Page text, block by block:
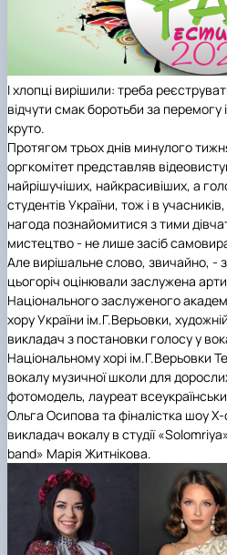
І хлопці вирішили: треба
відчути смак боротьби за
круто.
Протягом трьох днів минулого
оргкомітет представляв
найрішучіших, найкрасивіших, а
студентів України, тож і в
нагода познайомитися з тими
мистецтво - не лише засіб
Але вирішальне слово, звичайно, -
цьогоріч оцінювали заслужена
Національного заслуженого
хору України ім.Г.Верьовки,
викладач з постановки голосу у
Національному хорі ім.Г.Верьовки
вокалу музичної школи для
фотомодель, лауреат
Ольга Осипова та фіналістка шоу
викладач вокалу в студії
band» Марія Житнікова.